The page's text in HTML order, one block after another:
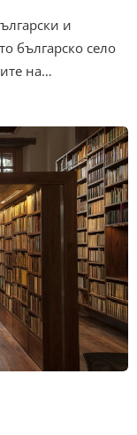
и
българско село
на…